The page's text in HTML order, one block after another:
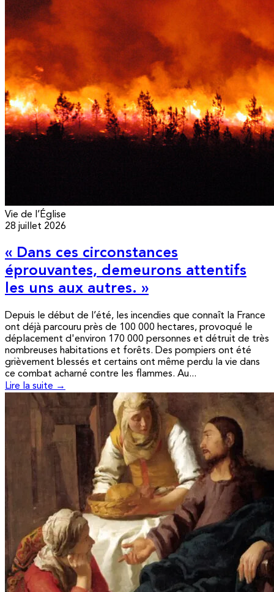
Vie de l’Église
28 juillet 2026
« Dans ces circonstances
éprouvantes, demeurons attentifs
les uns aux autres. »
Depuis le début de l’été, les incendies que connaît la France
ont déjà parcouru près de 100 000 hectares, provoqué le
déplacement d'environ 170 000 personnes et détruit de très
nombreuses habitations et forêts. Des pompiers ont été
grièvement blessés et certains ont même perdu la vie dans
ce combat acharné contre les flammes. Au...
Lire la suite →